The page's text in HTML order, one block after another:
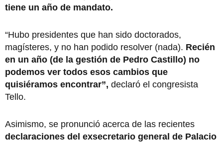
tiene un año de mandato.
“Hubo presidentes que han sido doctorados,
magísteres, y no han podido resolver (nada). Recién
en un año (de la gestión de Pedro Castillo) no
podemos ver todos esos cambios que
quisiéramos encontrar”, declaró el congresista
Tello.
Asimismo, se pronunció acerca de las recientes
declaraciones del exsecretario general de Palacio